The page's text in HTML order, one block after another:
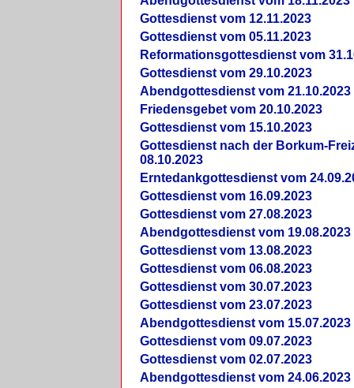
Gottesdienst vom 12.11.2023
Gottesdienst vom 05.11.2023
Reformationsgottesdienst vom
Gottesdienst vom 29.10.2023
Abendgottesdienst vom 21.10.2023
Friedensgebet vom 20.10.2023
Gottesdienst vom 15.10.2023
Gottesdienst nach der Borkum-
08.10.2023
Erntedankgottesdienst vom
Gottesdienst vom 16.09.2023
Gottesdienst vom 27.08.2023
Abendgottesdienst vom 19.08.2023
Gottesdienst vom 13.08.2023
Gottesdienst vom 06.08.2023
Gottesdienst vom 30.07.2023
Gottesdienst vom 23.07.2023
Abendgottesdienst vom 15.07.2023
Gottesdienst vom 09.07.2023
Gottesdienst vom 02.07.2023
Abendgottesdienst vom 24.06.2023